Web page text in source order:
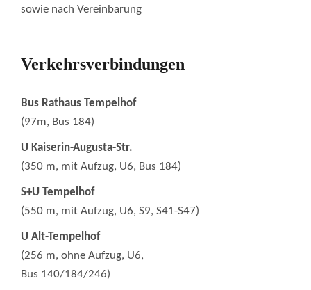
sowie nach Vereinbarung
Verkehrsverbindungen
Bus Rathaus Tempelhof
(97m, Bus 184)
U Kaiserin-Augusta-Str.
(350 m, mit Aufzug, U6, Bus 184)
S+U Tempelhof
(550 m, mit Aufzug, U6, S9, S41-S47)
U Alt-Tempelhof
(256 m, ohne Aufzug, U6,
Bus 140/184/246)